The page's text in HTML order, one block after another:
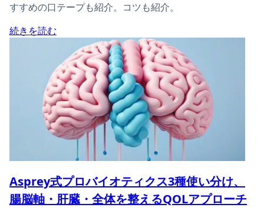
すすめの口テープも紹介。コツも紹介。
続きを読む
Asprey式プロバイオティクス3種使い分け、
腸脳軸・肝臓・全体を整えるQOLアプローチ